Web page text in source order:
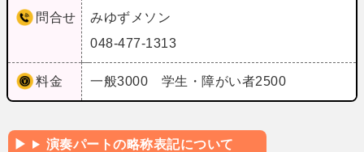
問合せ
みゆずメソン
048-477-1313
料金 一般3000 学生・障がい者2500
演奏パートの略称表記について